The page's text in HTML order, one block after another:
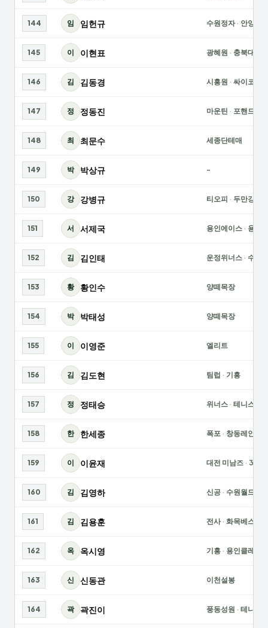
144 임 임헌규 수원정자· 안양새
145 이 이현표 광혜원 · 충북대
146 김 김동경 시흥원 · 싸이코패
147 정 정동진 마운틴 · 포핸드스
148 최 최문수 세종단테매
149 박 박상규 -
150 강 강병규 티오피 · 두만강
151 서 서제국 용인에이스 · 용인
152 김 김인태 운정위너스 · 수피
153 황 황인수 양떼목장
154 박 박태성 양떼목장
155 이 이영준 엘리트
156 김 김도현 팀럽 · 기흥
157 정 정태승 위너스 · 테니스매
158 한 한세종 폭포 · 창동레인보
159 이 이윤재 대전 미남즈 · 365
160 김 김영하 신공 · 수원월드
161 김 김용훈 전사· 화목베스트
162 옥 옥시영 기흥 · 용인클레이
163 신 신동관 이천설봉
164 곽 곽진이 풍동성원 · 테니스